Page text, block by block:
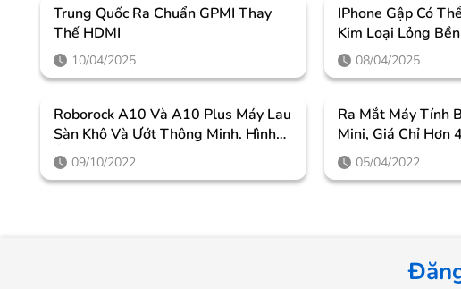
Trung Quốc Ra Chuẩn GPMI Thay
Thế HDMI
10/04/2025
IPhone Gập Có
Kim Loại Lỏng
08/04/2025
Roborock A10 Và A10 Plus Máy Lau
Sàn Khô Và Ướt Thông Minh. Hình
Ảnh, Thông Số Kỹ Thuật Và Giá Cả
09/10/2022
Ra Mắt Máy Tính
Mini, Giá Chỉ Hơn
05/04/2022